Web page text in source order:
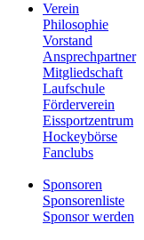
Verein
Philosophie
Vorstand
Ansprechpartner
Mitgliedschaft
Laufschule
Förderverein
Eissportzentrum
Hockeybörse
Fanclubs
Sponsoren
Sponsorenliste
Sponsor werden